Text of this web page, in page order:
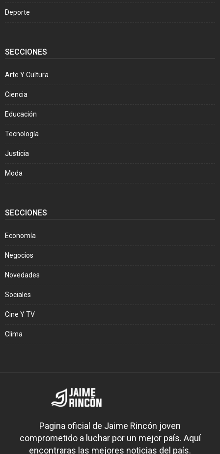
Deporte
SECCIONES
Arte Y Cultura
Ciencia
Educación
Tecnología
Justicia
Moda
SECCIONES
Economía
Negocios
Novedades
Sociales
Cine Y TV
Clima
Pagina oficial de Jaime Rincón joven
comprometido a luchar por un mejor país. Aquí
encontraras las mejores noticias del país.